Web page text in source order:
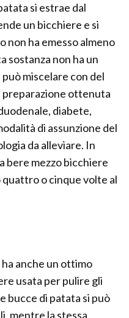
si estrae dal
un bicchiere e si
non ha emesso almeno
sostanza non ha un
miscelare con del
preparazione ottenuta
diabete,
di assunzione del
da alleviare. In
bere mezzo bicchiere
quattro o cinque volte al
anche un ottimo
usata per pulire gli
bucce di patata si può
mentre la stessa